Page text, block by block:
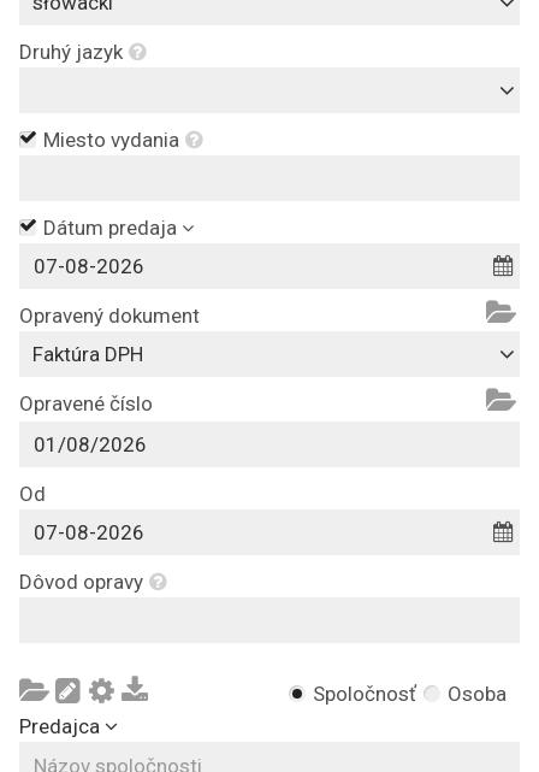
Druhý jazyk
Miesto vydania
Dátum predaja
Opravený dokument
Faktúra DPH
Opravené číslo
Od
Dôvod opravy
Spoločnosť
Osoba
Predajca